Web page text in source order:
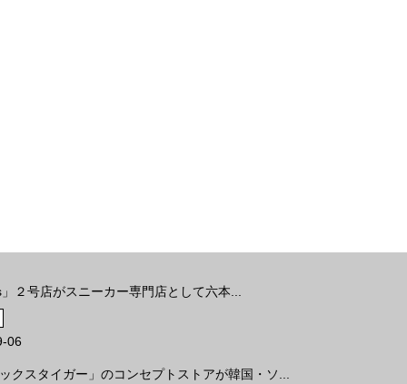
２号店がスニーカー専門店として六本...
06
クスタイガー」のコンセプトストアが韓国・ソ...